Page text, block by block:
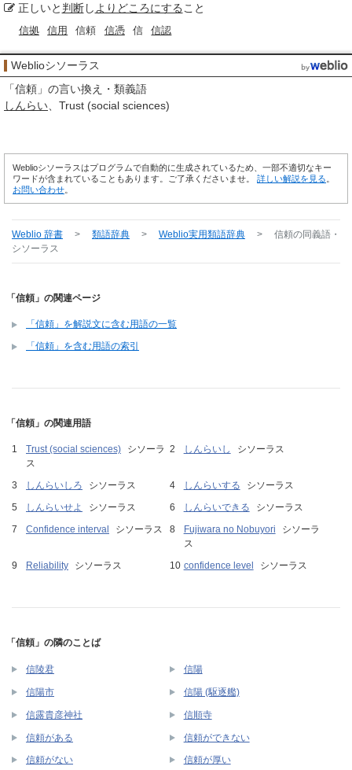
正しいと 判断し よりどころにする こと
信拠 信用 信頼 信憑 信 信認
Weblioシソーラス
「信頼 」の言い換え・類義語
しんらい
Trust (social sciences)
Weblioシソーラスはプログラムで自動的に生成されているため、一部不適切なキー
ワードが含まれていることもあります。ご了承くださいませ。 詳しい解説を見る
お問い合わせ
Weblio 辞書 > 類語辞典 > Weblio実用類語辞典 > 信頼の同義語・
シソーラス
「信頼」の関連ページ
「信頼」を解説文に含む用語の一覧
「信頼」を含む用語の索引
「信頼」の関連用語
Trust (social sciences)
シソーラ
ス
しんらいし シソーラス
しんらいしろ シソーラス しんらいする
シソーラス
しんらいせよ
シソーラス しんらいできる
シソーラス
Confidence interval
シソーラス Fujiwara no Nobuyori
シソーラ
ス
Reliability
シソーラス confidence level シソーラス
「信頼」の隣のことば
信陵君 信陽
信陽市 信陽 (駆逐艦)
信露貴彦神社 信順寺
信頼がある 信頼ができない
信頼がない 信頼が厚い